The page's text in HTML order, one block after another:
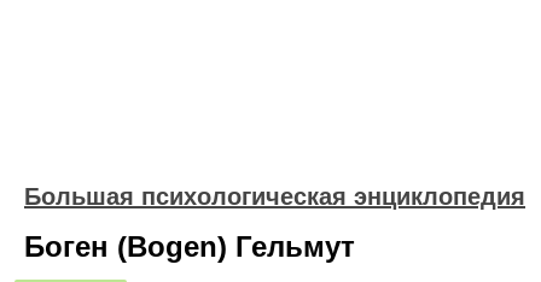
Большая психологическая энциклопедия
Боген (Bogen) Гельмут